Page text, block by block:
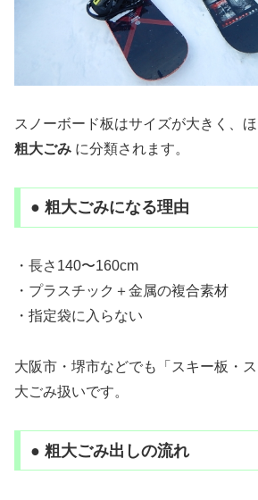
スノーボード板はサイズが大きく、
粗大ごみ に分類されます。
● 粗大ごみになる理由
・長さ140〜160cm
・プラスチック＋金属の複合素材
・指定袋に入らない
大阪市・堺市などでも「スキー板・
大ごみ扱いです。
● 粗大ごみ出しの流れ